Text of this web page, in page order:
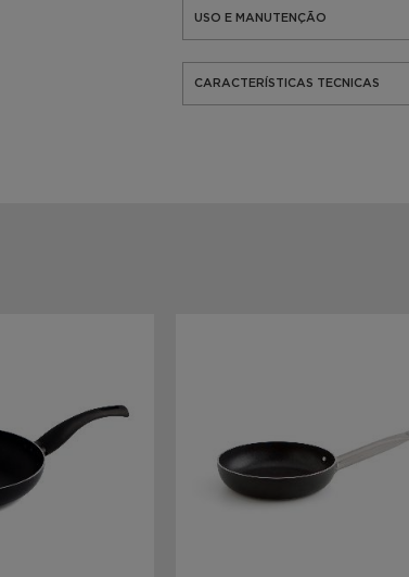
USO E MANUTENÇÃO
CARACTERÍSTICAS TECNICAS